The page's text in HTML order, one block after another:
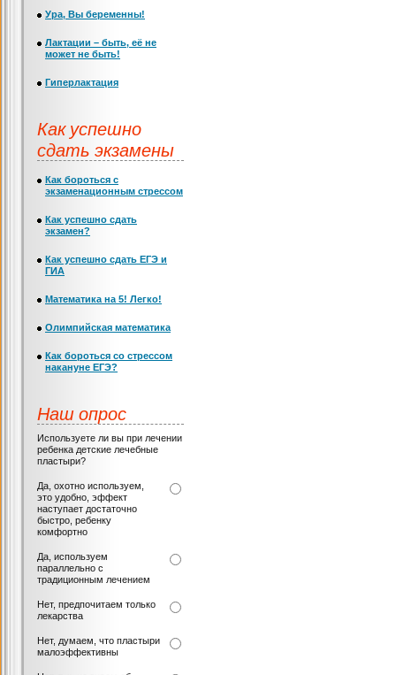
Ура, Вы беременны!
Лактации – быть, её не
может не быть!
Гиперлактация
Как успешно
сдать экзамены
Как бороться с
экзаменационным стрессом
Как успешно сдать
экзамен?
Как успешно сдать ЕГЭ и
ГИА
Математика на 5! Легко!
Олимпийская математика
Как бороться со стрессом
накануне ЕГЭ?
Наш опрос
Используете ли вы при лечении
ребенка детские лечебные
пластыри?
Да, охотно используем,
это удобно, эффект
наступает достаточно
быстро, ребенку
комфортно
Да, используем
параллельно с
традиционным лечением
Нет, предпочитаем только
лекарства
Нет, думаем, что пластыри
малоэффективны